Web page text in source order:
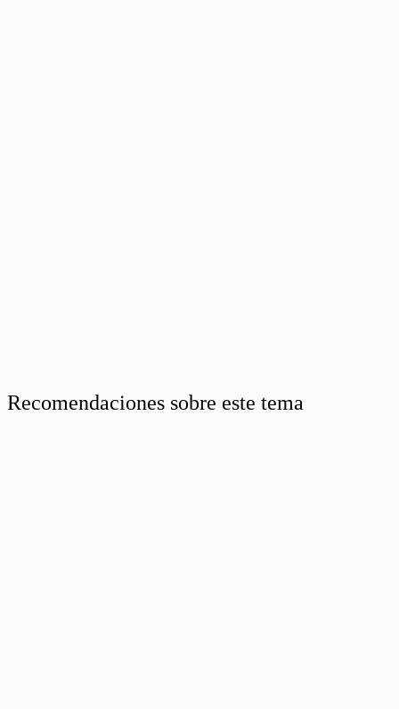
Recomendaciones sobre este tema